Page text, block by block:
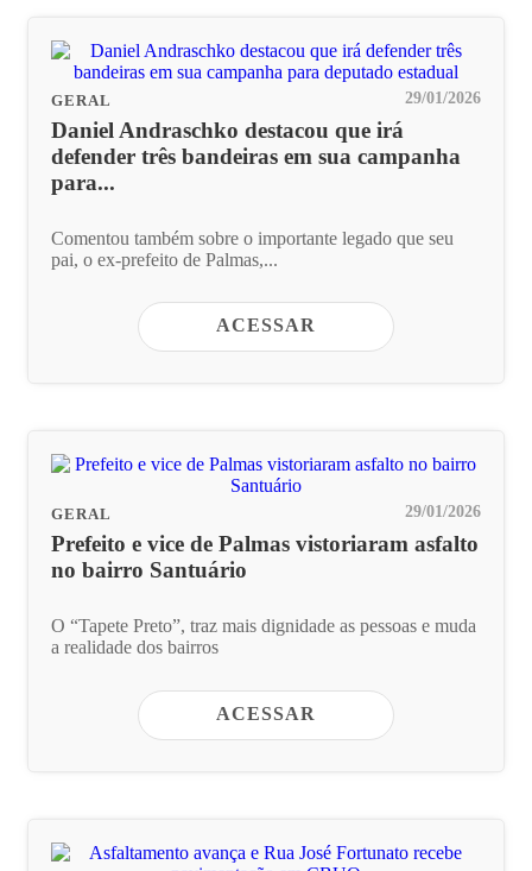
GERAL 29/01/2026
Daniel Andraschko destacou que irá
defender três bandeiras em sua campanha
para...
Comentou também sobre o importante legado que seu
pai, o ex-prefeito de Palmas,...
ACESSAR
GERAL 29/01/2026
Prefeito e vice de Palmas vistoriaram asfalto
no bairro Santuário
O “Tapete Preto”, traz mais dignidade as pessoas e muda
a realidade dos bairros
ACESSAR